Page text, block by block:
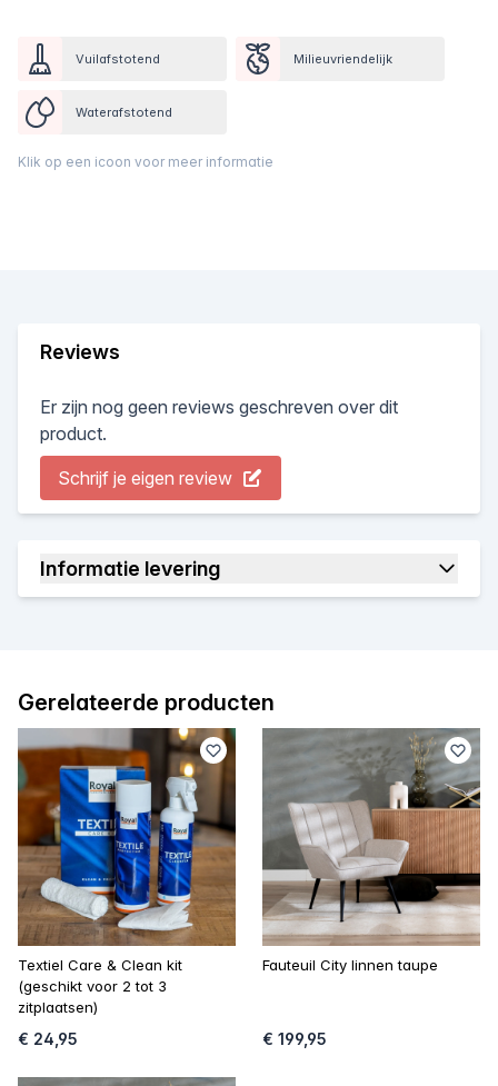
Vuilafstotend Milieuvriendelijk
Waterafstotend
Klik op een icoon voor meer informatie
Reviews
Er zijn nog geen reviews geschreven over dit
product.
Schrijf je eigen review
Informatie levering
Gerelateerde producten
Textiel Care & Clean kit
(geschikt voor 2 tot 3
zitplaatsen)
€ 24,95
Fauteuil City linnen taupe
€ 199,95